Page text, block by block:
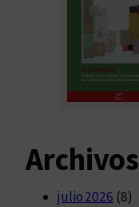
Archivos
julio 2026 (8)